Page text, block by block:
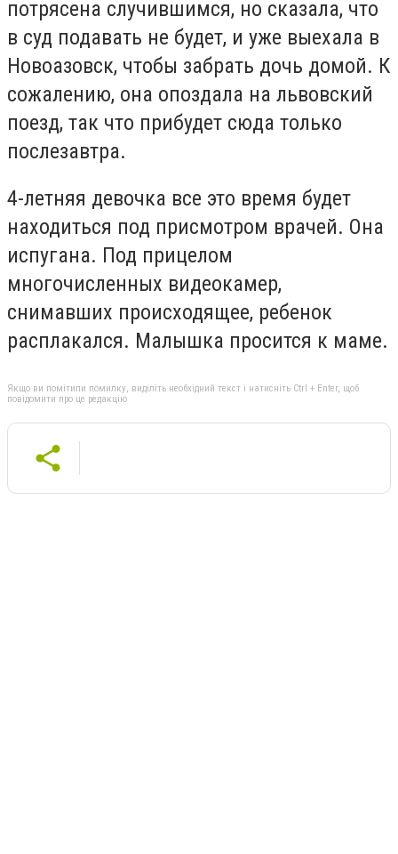
потрясена случившимся, но сказала, что
в суд подавать не будет, и уже выехала в
Новоазовск, чтобы забрать дочь домой. К
сожалению, она опоздала на львовский
поезд, так что прибудет сюда только
послезавтра.
4-летняя девочка все это время будет
находиться под присмотром врачей. Она
испугана. Под прицелом
многочисленных видеокамер,
снимавших происходящее, ребенок
расплакался. Малышка просится к маме.
Якщо ви помітили помилку, виділіть необхідний текст і натисніть Ctrl + Enter, щоб
повідомити про це редакцію